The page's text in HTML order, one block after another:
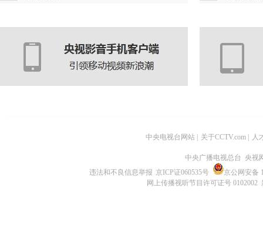
中央电视台网站 关于CCTV.com 人
中央广播电视总台 央视
违法和不良信息举报 京ICP证060535号
京公网安备
网上传播视听节目许可证号 0102002